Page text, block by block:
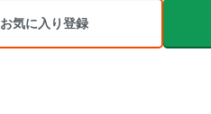
お気に入り登録